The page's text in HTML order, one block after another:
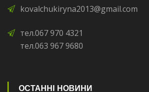
kovalchukiryna2013@gmail.com
тел.067 970 4321
тел.063 967 9680
ОСТАННІ НОВИНИ